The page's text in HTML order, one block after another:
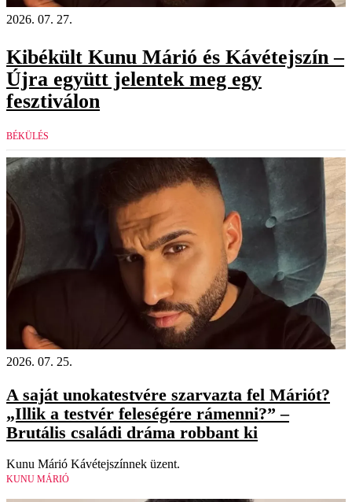
2026. 07. 27.
Kibékült Kunu Márió és Kávétejszín –
Újra együtt jelentek meg egy
fesztiválon
BÉKÜLÉS
2026. 07. 25.
A saját unokatestvére szarvazta fel Máriót?
„Illik a testvér feleségére rámenni?” –
Brutális családi dráma robbant ki
Kunu Márió Kávétejszínnek üzent.
KUNU MÁRIÓ